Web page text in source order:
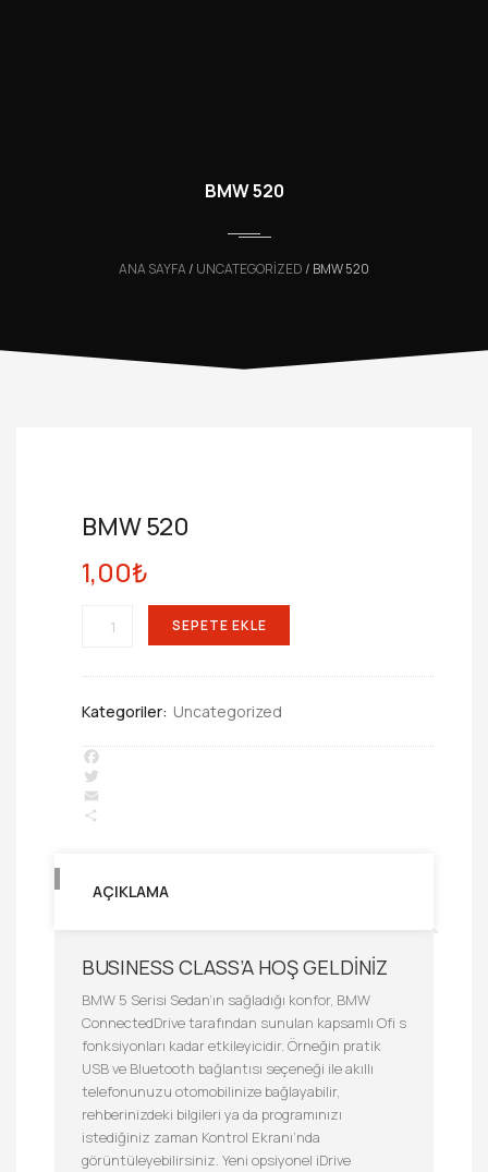
BMW 520
ANA SAYFA/ UNCATEGORIZED/ BMW 520
BMW 520
1,00₺
BMW
SEPETE EKLE
Kategoriler: Uncategorized
Facebook
Twitter
Email
AÇIKLAMA
BUSINESS CLASS’A HOŞ GELDİNİZ
BMW 5 Serisi Sedan’ın sağladığı konfor, BMW
ConnectedDrive tarafından sunulan kapsamlı Ofi s
fonksiyonları kadar etkileyicidir. Örneğin pratik
USB ve Bluetooth bağlantısı seçeneği ile akıllı
telefonunuzu otomobilinize bağlayabilir,
rehberinizdeki bilgileri ya da programınızı
istediğiniz zaman Kontrol Ekranı’nda
görüntüleyebilirsiniz. Yeni opsiyonel iDrive